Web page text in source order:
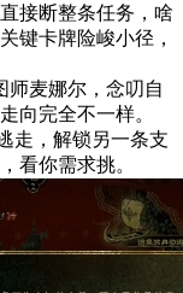
接断整条任务，啥
键卡牌险峻小径，
师麦娜尔，念叨自
向完全不一样。
走，解锁另一条支
看你需求挑。